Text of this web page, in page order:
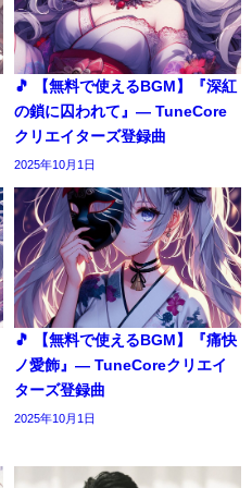
🎵 【無料で使えるBGM】『深紅
の鎖に囚われて』― TuneCore
クリエイターズ登録曲
2025年10月1日
🎵 【無料で使えるBGM】『痛快
ノ愛飾』― TuneCoreクリエイ
ターズ登録曲
2025年10月1日